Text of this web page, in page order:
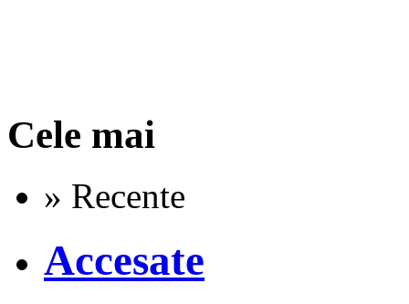
Cele mai
» Recente
Accesate